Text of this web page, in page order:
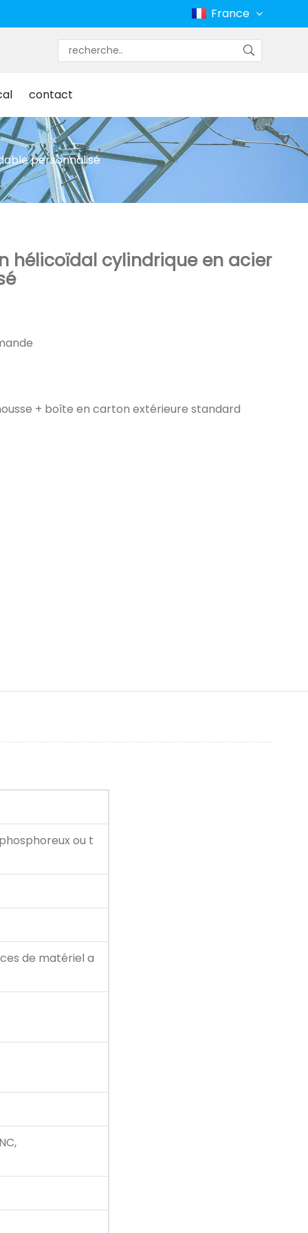
France
contact
personnalisé
hélicoïdal cylindrique en acier
+ boîte en carton extérieure standard
ou t
de matériel a